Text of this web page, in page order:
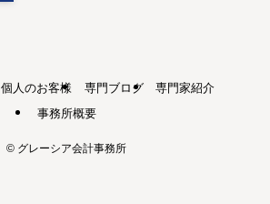
個人のお客様 専門ブログ
専門家紹介
事務所概要
© グレーシア会計事務所